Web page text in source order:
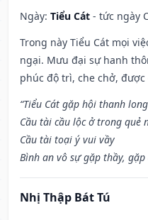
Ngày: Tiểu Cát - tức ngày
Trong này Tiểu Cát mọi
ngại. Mưu đại sự hanh
phúc độ trì, che chở,
“Tiểu Cát gặp hội thanh long
Cầu tài cầu lộc ở trong quẻ
Cầu tài toại ý vui vầy
Bình an vô sự gặp thầy, gặp
Nhị Thập Bát Tú